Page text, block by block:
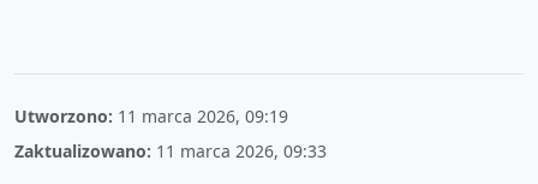
Utworzono: 11 marca 2026, 09:19
Zaktualizowano: 11 marca 2026, 09:33